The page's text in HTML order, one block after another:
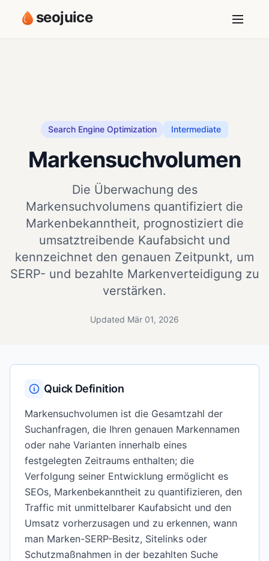
seojuice
Search Engine Optimization Intermediate
Markensuchvolumen
Die Überwachung des
Markensuchvolumens quantifiziert die
Markenbekanntheit, prognostiziert die
umsatztreibende Kaufabsicht und
kennzeichnet den genauen Zeitpunkt, um
SERP- und bezahlte Markenverteidigung zu
verstärken.
Updated Mär 01, 2026
Quick Definition
Markensuchvolumen ist die Gesamtzahl der
Suchanfragen, die Ihren genauen Markennamen
oder nahe Varianten innerhalb eines
festgelegten Zeitraums enthalten; die
Verfolgung seiner Entwicklung ermöglicht es
SEOs, Markenbekanntheit zu quantifizieren, den
Traffic mit unmittelbarer Kaufabsicht und den
Umsatz vorherzusagen und zu erkennen, wann
man Marken-SERP-Besitz, Sitelinks oder
Schutzmaßnahmen in der bezahlten Suche